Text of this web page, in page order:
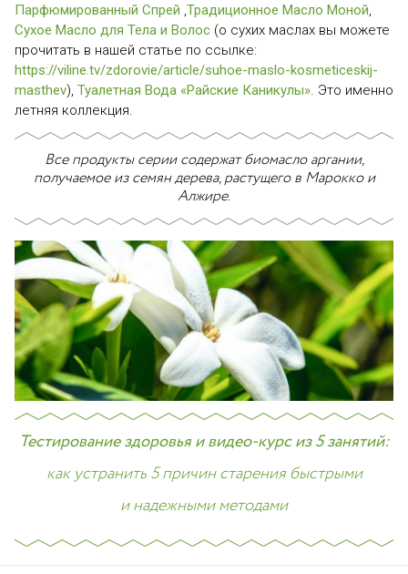
Парфюмированный Спрей ,Традиционное Масло Моной,
Сухое Масло для Тела и Волос (о сухих маслах вы можете
прочитать в нашей статье по ссылке:
https://viline.tv/zdorovie/article/suhoe-maslo-kosmeticeskij-
masthev), Туалетная Вода «Райские Каникулы». Это именно
летняя коллекция.
Все продукты серии содержат биомасло аргании,
получаемое из семян дерева, растущего в Марокко и
Алжире.
Тестирование здоровья и видео-курс из 5 занятий:
как устранить 5 причин старения быстрыми
и надежными методами